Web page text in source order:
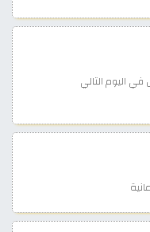
اليوم التالي